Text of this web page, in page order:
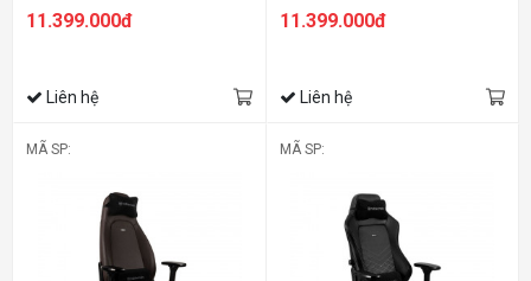
11.399.000đ
Liên hệ
11.399.000đ
Liên hệ
MÃ SP: MÃ SP: